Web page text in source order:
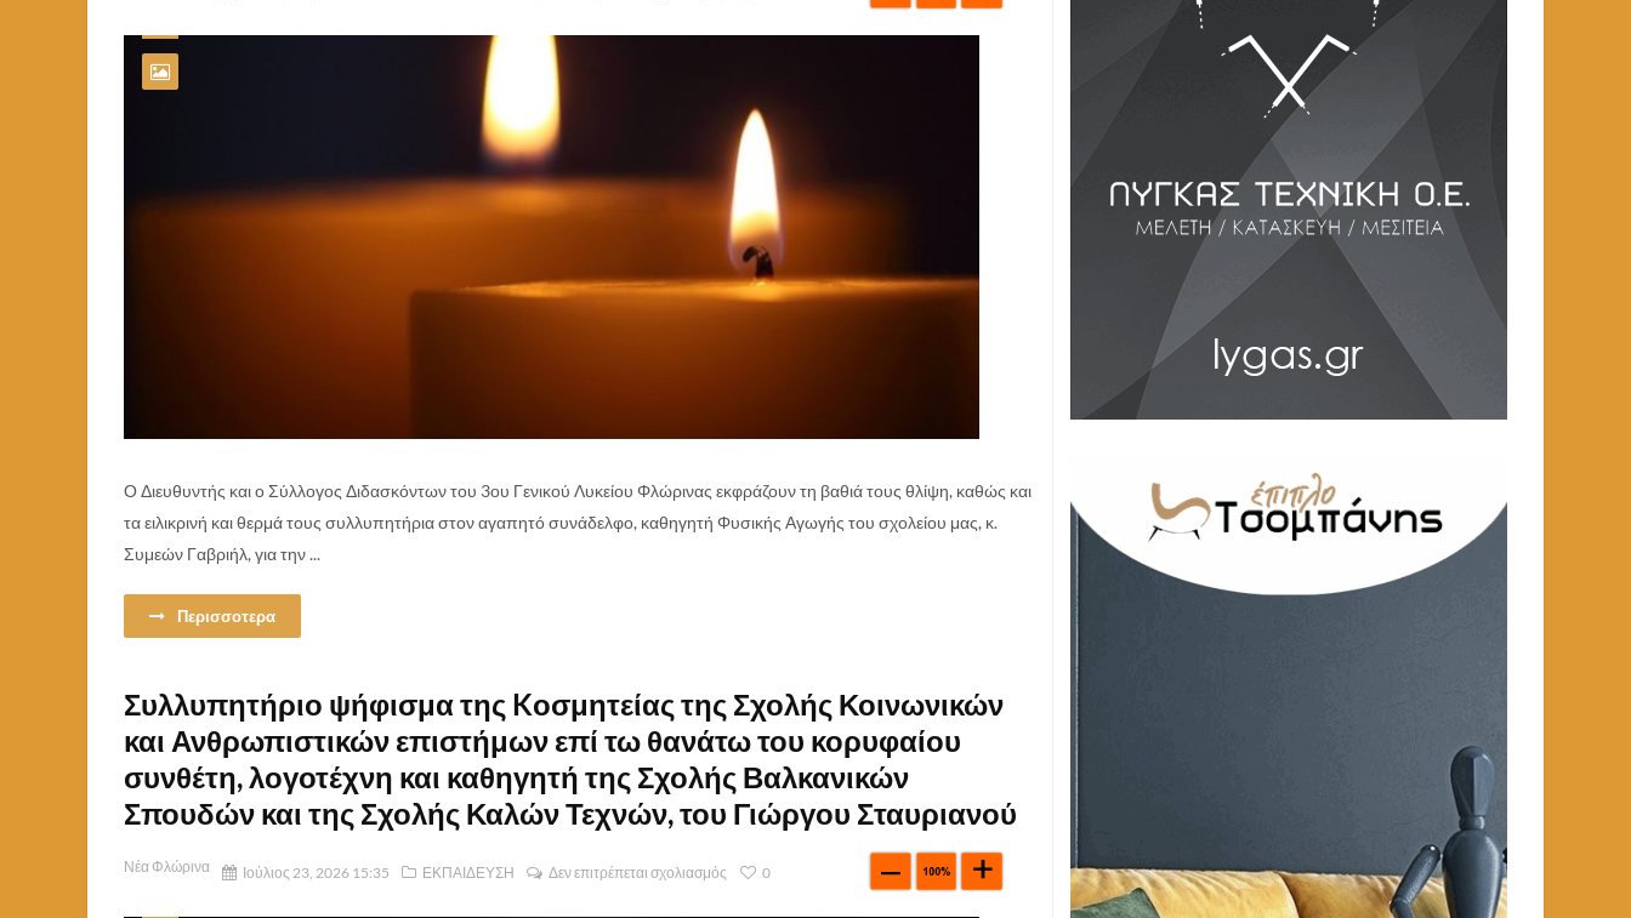
Ο Διευθυντής και ο Σύλλογος Διδασκόντων του 3ου Γενικού Λυκείου Φλώρινας εκφράζουν τη βαθιά τους θλίψη, καθώς και
τα ειλικρινή και θερμά τους συλλυπητήρια στον αγαπητό συνάδελφο, καθηγητή Φυσικής Αγωγής του σχολείου μας, κ.
Συμεών Γαβριήλ, για την ...
Περισσοτερα
Συλλυπητήριο ψήφισμα της Kοσμητείας της Σχολής Κοινωνικών
και Ανθρωπιστικών επιστήμων επί τω θανάτω του κορυφαίου
συνθέτη, λογοτέχνη και καθηγητή της Σχολής Βαλκανικών
Σπουδών και της Σχολής Καλών Τεχνών, του Γιώργου Σταυριανού
Νέα Φλώρινα Ιούλιος 23, 2026 15:35 ΕΚΠΑΙΔΕΥΣΗ Δεν επιτρέπεται σχολιασμός 0